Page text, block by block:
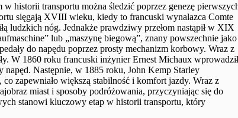
w historii transportu można śledzić poprzez genezę
sięgają XVIII wieku, kiedy to francuski wynalazca Comte
ludzkich nóg. Jednakże prawdziwy przełom nastąpił w XIX
lub „maszynę biegową”, znany powszechnie jako
do napędu poprzez prosty mechanizm korbowy. Wraz z
W 1860 roku francuski inżynier Ernest Michaux
napęd. Następnie, w 1885 roku, John Kemp Starley
zapewniało większą stabilność i komfort jazdy. Wraz z
miast i sposoby podróżowania, przyczyniając się do
stanowi kluczowy etap w historii transportu, który